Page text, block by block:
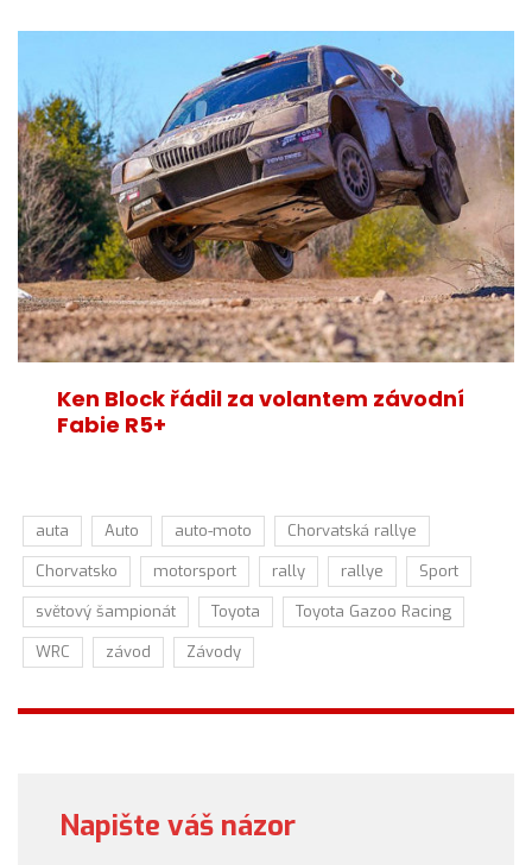
Ken Block řádil za volantem závodní
Fabie R5+
auta Auto auto-moto
Chorvatská rallye
Chorvatsko
motorsport rally rallye
Sport
světový šampionát
Toyota
Toyota Gazoo Racing
WRC
závod Závody
Napište váš názor